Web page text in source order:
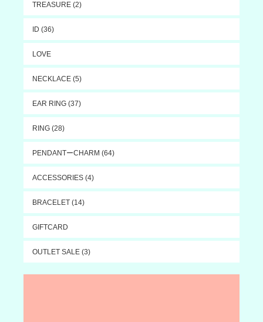
TREASURE (2)
ID (36)
LOVE
NECKLACE (5)
EAR RING (37)
RING (28)
PENDANTーCHARM (64)
ACCESSORIES (4)
BRACELET (14)
GIFTCARD
OUTLET SALE (3)